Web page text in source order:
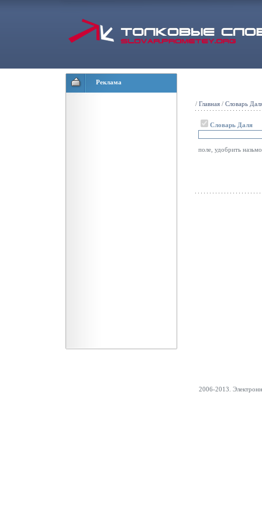
Реклама
/ Главная / Словарь
Словарь Даля
поле, удобрить
2006-2013.